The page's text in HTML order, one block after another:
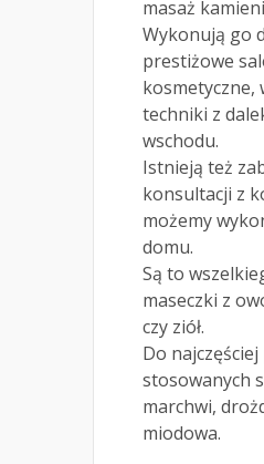
masaż
Wykonują go
prestiżowe
kosmetyczne,
techniki z
wschodu.
Istnieją też
konsultacji z
możemy
domu.
Są to
maseczki z
czy ziół.
Do
stosowanych
marchwi,
miodowa.